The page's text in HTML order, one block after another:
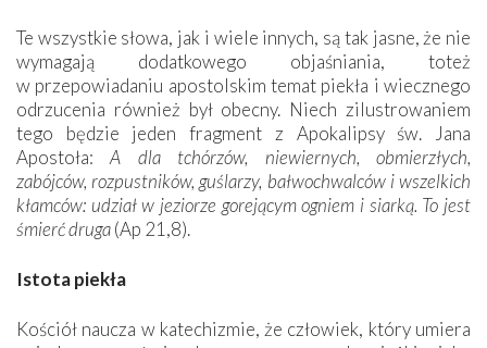
Te wszystkie słowa, jak i wiele innych, są tak jasne, że nie
wymagają dodatkowego objaśniania, toteż
w przepowiadaniu apostolskim temat piekła i wiecznego
odrzucenia również był obecny. Niech zilustrowaniem
tego będzie jeden fragment z Apokalipsy św. Jana
Apostoła:A dla tchórzów, niewiernych, obmierzłych,
zabójców, rozpustników, guślarzy, bałwochwalców i wszelkich
kłamców: udział w jeziorze gorejącym ogniem i siarką. To jest
śmierć druga(Ap 21,8).
Istota piekła
Kościół naucza w katechizmie, że człowiek, który umiera